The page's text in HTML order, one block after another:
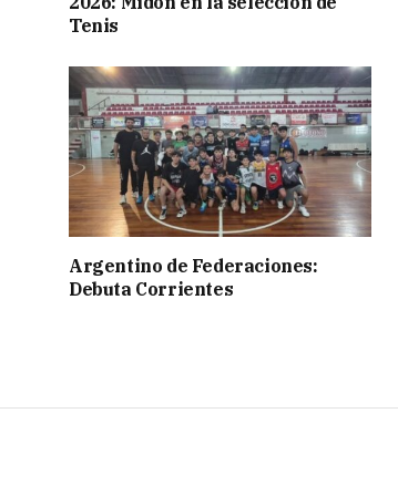
Tenis
Argentino de Federaciones:
Debuta Corrientes